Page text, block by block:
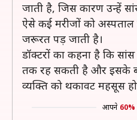
जाती है, जिस कारण उन्हें
ऐसे कई मरीजों को
जरूरत पड़ जाती है।
डॉक्टरों का कहना है कि
तक रह सकती है और इसके
व्यक्ति को थकावट महसूस
आपने 60%